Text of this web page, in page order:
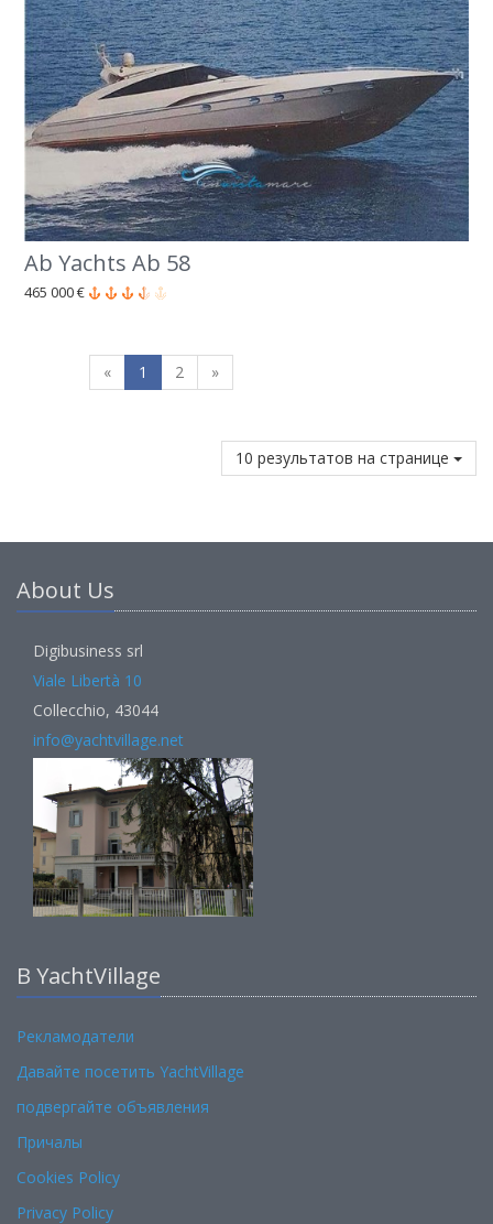
Ab Yachts Ab 58
465 000 €
« 1 2 »
10 результатов на странице
About Us
Digibusiness srl
Viale Libertà 10
Collecchio, 43044
info@yachtvillage.net
В YachtVillage
Рекламодатели
Давайте посетить YachtVillage
подвергайте объявления
Причалы
Cookies Policy
Privacy Policy